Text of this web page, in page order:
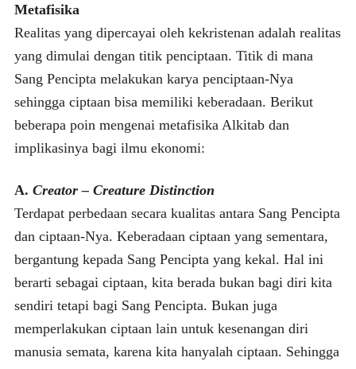
Metafisika
Realitas yang dipercayai oleh kekristenan adalah realitas
yang dimulai dengan titik penciptaan. Titik di mana
Sang Pencipta melakukan karya penciptaan-Nya
sehingga ciptaan bisa memiliki keberadaan. Berikut
beberapa poin mengenai metafisika Alkitab dan
implikasinya bagi ilmu ekonomi:
A. Creator – Creature Distinction
Terdapat perbedaan secara kualitas antara Sang Pencipta
dan ciptaan-Nya. Keberadaan ciptaan yang sementara,
bergantung kepada Sang Pencipta yang kekal. Hal ini
berarti sebagai ciptaan, kita berada bukan bagi diri kita
sendiri tetapi bagi Sang Pencipta. Bukan juga
memperlakukan ciptaan lain untuk kesenangan diri
manusia semata, karena kita hanyalah ciptaan. Sehingga